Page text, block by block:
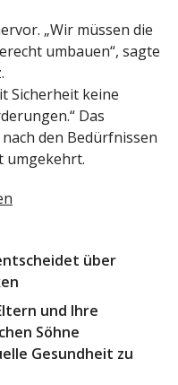
„Wir müssen die
umbauen“, sagte
Sicherheit keine
Das
den Bedürfnissen
umgekehrt.
über
und Ihre
Söhne
Gesundheit zu